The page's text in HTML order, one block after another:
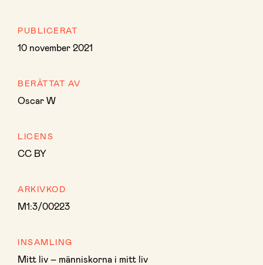
PUBLICERAT
10 november 2021
BERÄTTAT AV
Oscar W
LICENS
CC BY
ARKIVKOD
M1:3/00223
INSAMLING
Mitt liv – människorna i mitt liv